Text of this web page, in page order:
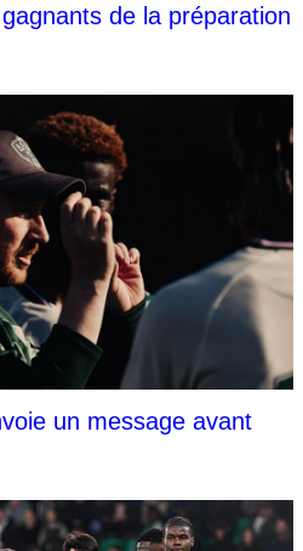
de la préparation
un message avant